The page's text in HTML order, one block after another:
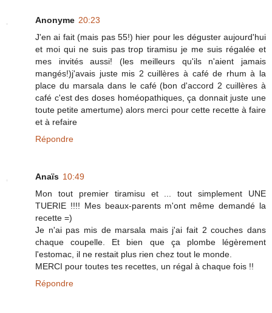
Anonyme 20:23
J'en ai fait (mais pas 55!) hier pour les déguster aujourd'hui
et moi qui ne suis pas trop tiramisu je me suis régalée et
mes invités aussi! (les meilleurs qu'ils n'aient jamais
mangés!)j'avais juste mis 2 cuillères à café de rhum à la
place du marsala dans le café (bon d'accord 2 cuillères à
café c'est des doses homéopathiques, ça donnait juste une
toute petite amertume) alors merci pour cette recette à faire
et à refaire
Répondre
Anaïs 10:49
Mon tout premier tiramisu et ... tout simplement UNE
TUERIE !!!! Mes beaux-parents m'ont même demandé la
recette =)
Je n'ai pas mis de marsala mais j'ai fait 2 couches dans
chaque coupelle. Et bien que ça plombe légèrement
l'estomac, il ne restait plus rien chez tout le monde.
MERCI pour toutes tes recettes, un régal à chaque fois !!
Répondre